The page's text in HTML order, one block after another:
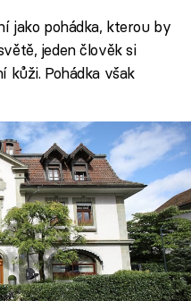
jako pohádka, kterou by
jeden člověk si
Pohádka však